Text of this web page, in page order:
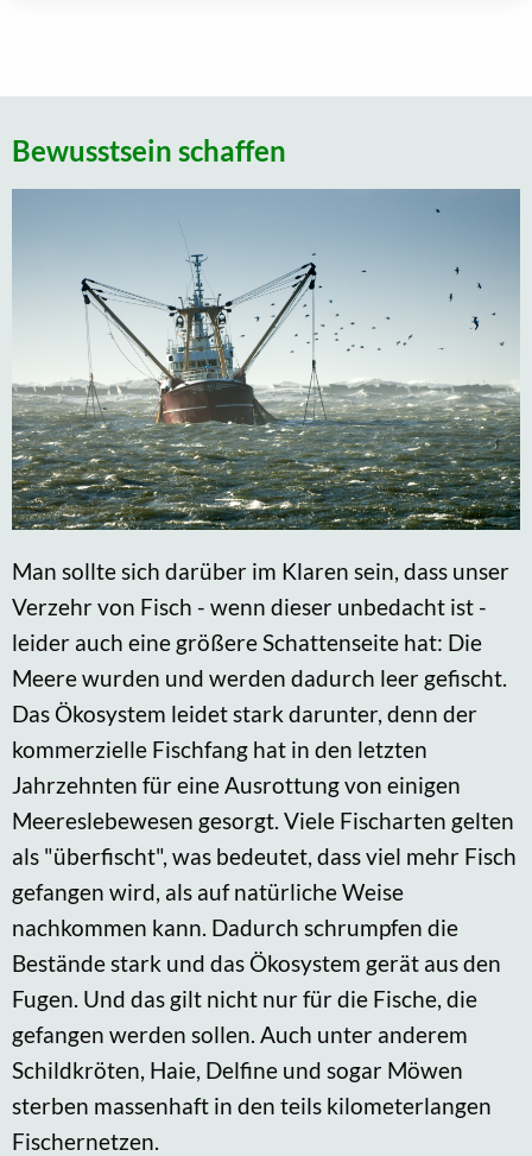
Bewusstsein schaffen
Man sollte sich darüber im Klaren sein, dass unser
Verzehr von Fisch - wenn dieser unbedacht ist -
leider auch eine größere Schattenseite hat: Die
Meere wurden und werden dadurch leer gefischt.
Das Ökosystem leidet stark darunter, denn der
kommerzielle Fischfang hat in den letzten
Jahrzehnten für eine Ausrottung von einigen
Meereslebewesen gesorgt. Viele Fischarten gelten
als "überfischt", was bedeutet, dass viel mehr Fisch
gefangen wird, als auf natürliche Weise
nachkommen kann. Dadurch schrumpfen die
Bestände stark und das Ökosystem gerät aus den
Fugen. Und das gilt nicht nur für die Fische, die
gefangen werden sollen. Auch unter anderem
Schildkröten, Haie, Delfine und sogar Möwen
sterben massenhaft in den teils kilometerlangen
Fischernetzen.